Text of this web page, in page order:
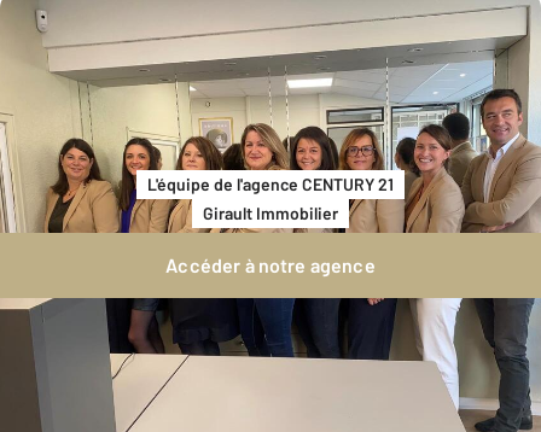
L'équipe de l'agence CENTURY 21
Girault Immobilier
Accéder à notre agence